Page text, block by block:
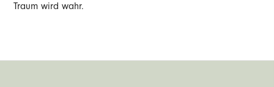
Traum wird wahr.